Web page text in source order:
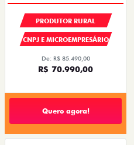
PRODUTOR RURAL
CNPJ E MICROEMPRESÁRIO
De: R$ 85.490,00
R$ 70.990,00
Quero agora!